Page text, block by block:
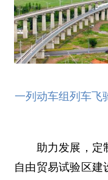
一列动车组列车飞
助力发展，定制
自由贸易试验区